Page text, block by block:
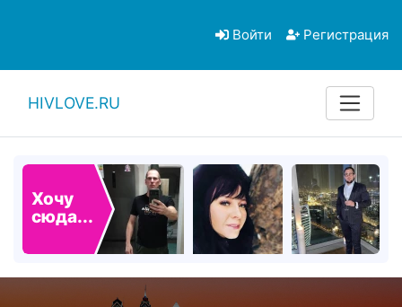
Войти Регистрация
HIVLOVE.RU
Хочу
сюда...